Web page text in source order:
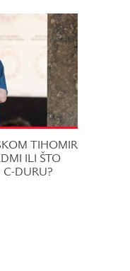
TIHOMIR
ILI ŠTO
C-DURU?